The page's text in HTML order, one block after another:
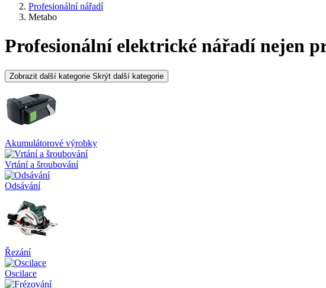
Profesionální nářadí
Metabo
Profesionální elektrické nářadí nejen
Zobrazit další kategorie Skrýt další kategorie
Akumulátorové výrobky
Vrtání a šroubování
Odsávání
Řezání
Oscilace